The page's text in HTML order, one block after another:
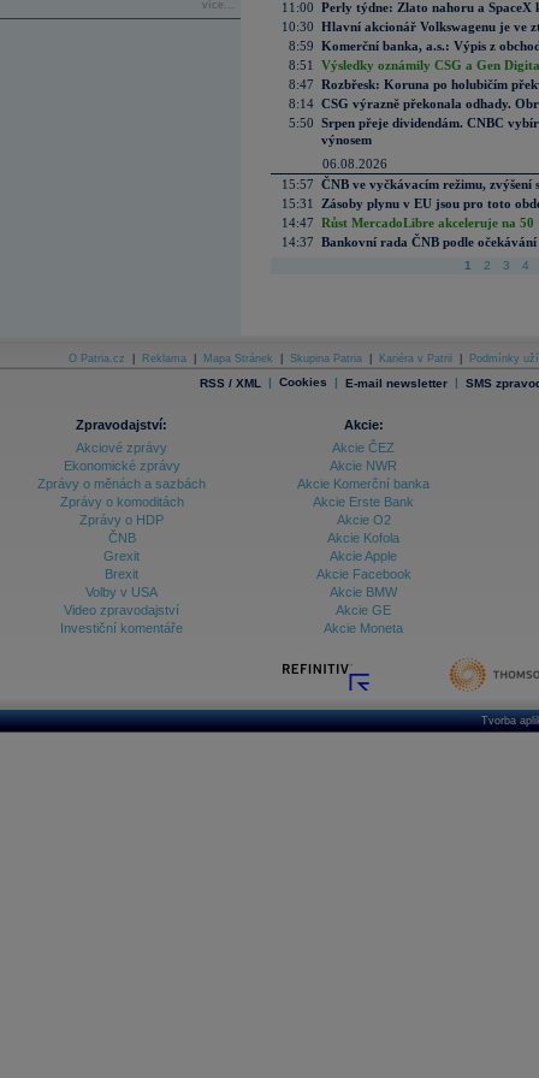
více...
11:00 Perly týdne: Zlato nahoru a SpaceX
10:30 Hlavní akcionář Volkswagenu je ve
8:59 Komerční banka, a.s.: Výpis z
8:51
Výsledky oznámily CSG a Gen
8:47 Rozbřesk: Koruna po holubičím
8:14 CSG výrazně překonala odhady.
5:50 Srpen přeje dividendám. CNBC
výnosem
06.08.2026
15:57 ČNB ve vyčkávacím režimu, zvýšení
15:31
Zásoby plynu v EU jsou pro toto
14:47 Růst MercadoLibre akceleruje na
14:37 Bankovní rada ČNB podle
1 2 3 4
O Patria.cz Reklama Mapa Stránek Skupina Patria Kariéra v Patrii Podmínky
RSS / XML | Cookies | E-mail newsletter | SMS
Zpravodajství:
Akciové zprávy
Ekonomické zprávy
Zprávy o měnách a sazbách
Zprávy o komoditách
Zprávy o HDP
ČNB
Grexit
Brexit
Volby v USA
Video zpravodajství
Investiční komentáře
Akcie:
Akcie ČEZ
Akcie NWR
Akcie Komerční banka
Akcie Erste Bank
Akcie O2
Akcie Kofola
Akcie Apple
Akcie Facebook
Akcie BMW
Akcie GE
Akcie Moneta
Tvorba